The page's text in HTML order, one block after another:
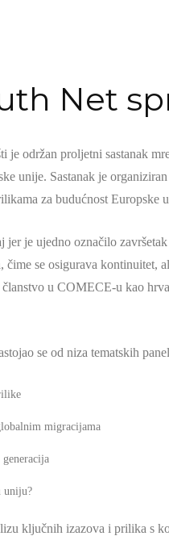
Net
je održan proljetni sastanak
unije. Sastanak je
za budućnost Europske
je ujedno označilo
se osigurava kontinuitet,
u COMECE-u kao
se od niza tematskih
migracijama
uniju?
ključnih izazova i prilika s